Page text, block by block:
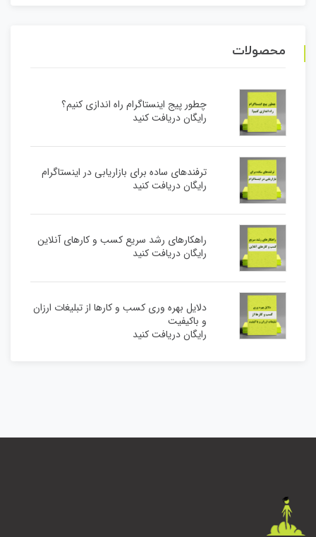
محصولات
چطور پیج اینستاگرام راه اندازی کنیم؟
رایگان دریافت کنید
ترفندهای ساده برای بازاریابی در اینستاگرام
رایگان دریافت کنید
راهکارهای رشد سریع کسب و کارهای آنلاین
رایگان دریافت کنید
دلایل بهره وری کسب و کارها از تبلیغات ارزان
و باکیفیت
رایگان دریافت کنید